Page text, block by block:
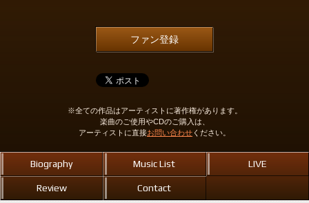
ファン登録
※全ての作品はアーティストに著作権があります。
楽曲のご使用やCDのご購入は、
アーティストに直接お問い合わせ ください。
Biography Music List LIVE
Review Contact